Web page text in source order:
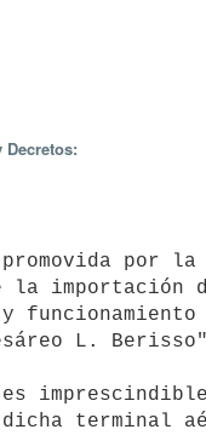
Decretos:
por
importación
y
L.
es
terminal